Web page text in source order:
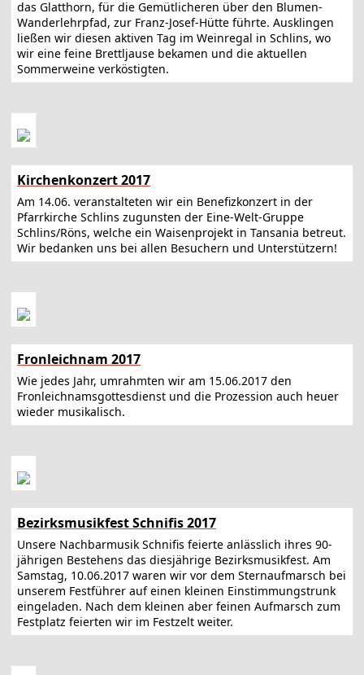
das Glatthorn, für die Gemütlicheren über den Blumen-
Wanderlehrpfad, zur Franz-Josef-Hütte führte. Ausklingen
ließen wir diesen aktiven Tag im Weinregal in Schlins, wo
wir eine feine Brettljause bekamen und die aktuellen
Sommerweine verköstigten.
Kirchenkonzert 2017
Am 14.06. veranstalteten wir ein Benefizkonzert in der
Pfarrkirche Schlins zugunsten der Eine-Welt-Gruppe
Schlins/Röns, welche ein Waisenprojekt in Tansania betreut.
Wir bedanken uns bei allen Besuchern und Unterstützern!
Fronleichnam 2017
Wie jedes Jahr, umrahmten wir am 15.06.2017 den
Fronleichnamsgottesdienst und die Prozession auch heuer
wieder musikalisch.
Bezirksmusikfest Schnifis 2017
Unsere Nachbarmusik Schnifis feierte anlässlich ihres 90-
jährigen Bestehens das diesjährige Bezirksmusikfest. Am
Samstag, 10.06.2017 waren wir vor dem Sternaufmarsch bei
unserem Festführer auf einen kleinen Einstimmungstrunk
eingeladen. Nach dem kleinen aber feinen Aufmarsch zum
Festplatz feierten wir im Festzelt weiter.